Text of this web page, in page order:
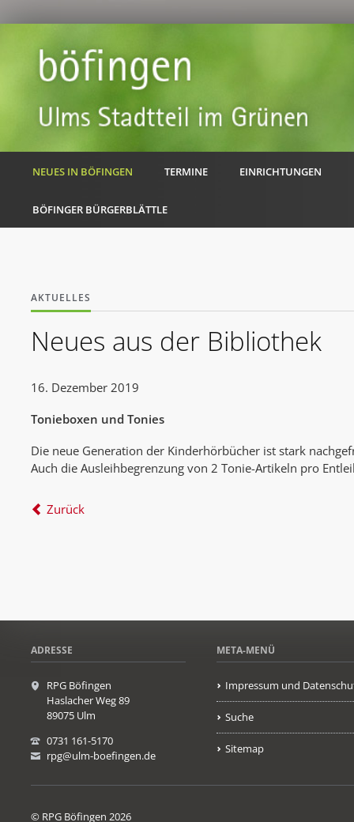
NEUES IN BÖFINGEN TERMINE EINRICHTUNGEN
BÖFINGER BÜRGERBLÄTTLE
AKTUELLES
Neues aus der Bibliothek
16. Dezember 2019
Tonieboxen und Tonies
Die neue Generation der Kinderhörbücher ist stark
Auch die Ausleihbegrenzung von 2 Tonie-Artikeln pro
Zurück
ADRESSE
RPG Böfingen
Haslacher Weg 89
89075 Ulm
0731 161-5170
rpg@ulm-boefingen.de
META-MENÜ
Impressum und
Suche
Sitemap
© RPG Böfingen 2026